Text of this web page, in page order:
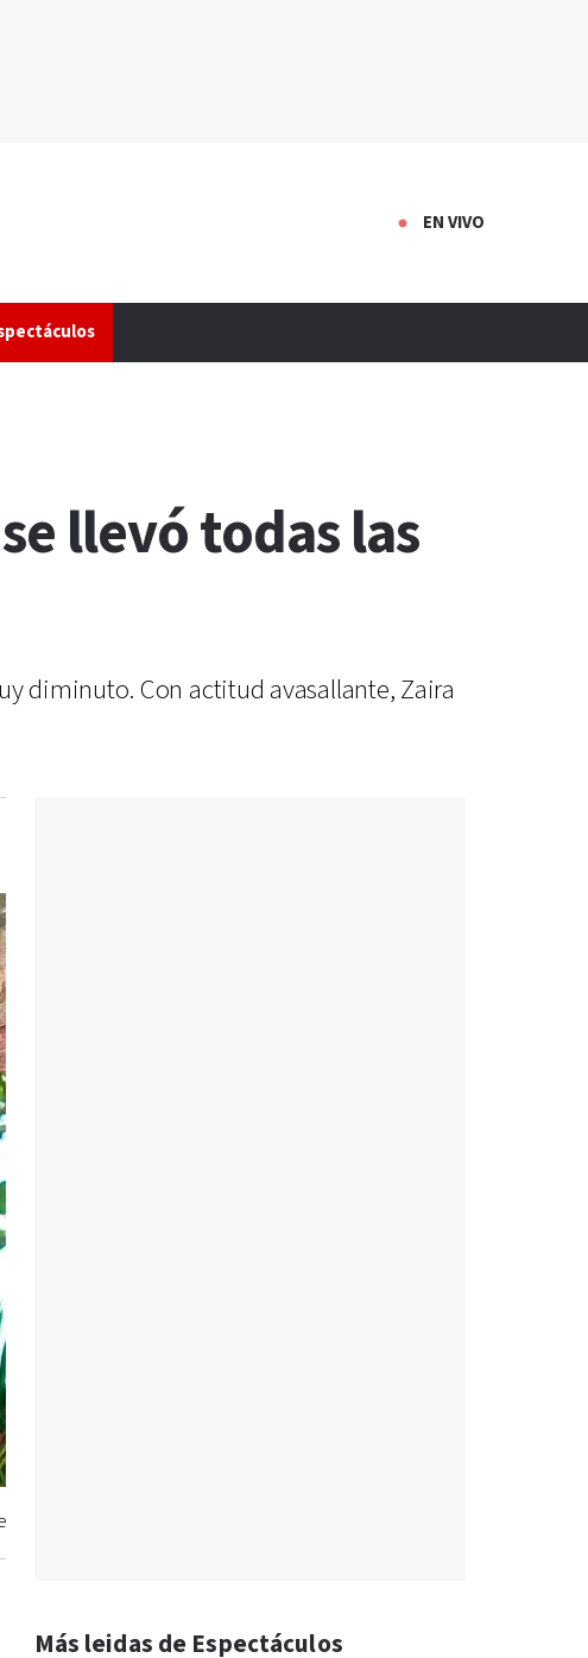
EN VIVO
llevó todas las
diminuto. Con actitud avasallante, Zaira
Más leidas de Espectáculos